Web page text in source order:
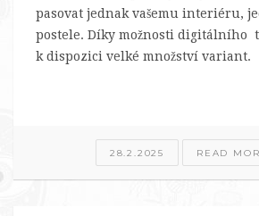
pasovat jednak vašemu interiéru,
postele. Díky možnosti digitálního
k dispozici velké množství variant.
28.2.2025 READ